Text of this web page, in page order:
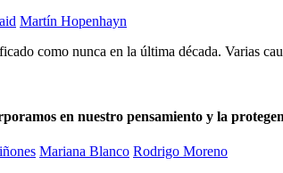
Martín Hopenhayn
como nunca en la última década. Varias
en nuestro pensamiento y la
Mariana Blanco Rodrigo Moreno